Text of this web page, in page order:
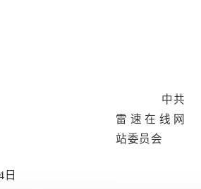
中共
雷速在线网
站委员会
日